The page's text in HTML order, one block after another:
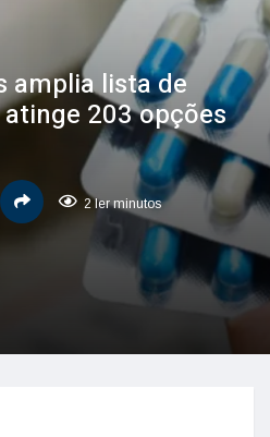
amplia lista de
203 opções
2 ler minutos